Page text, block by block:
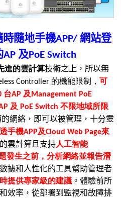
時隨地手機APP/ 網站登
AP 及PoE Switch
進的雲計算技術之上，所以無
Controller 的機能限制， 可
台AP 及 Management PoE
及 PoE Switch 不限地域所限
的網絡，即可以被管理，十分靈
手機APP及Cloud Web Page來
雲計算且支持人工智能
發生之前，分析網絡並報告潛
據和人性化的工具幫助管理者
提供專家級的建議 。體驗前所
效率，從部署到監視和故障排